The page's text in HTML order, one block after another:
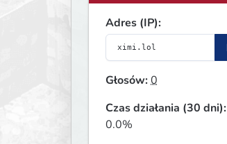
Adres (IP):
Głosów:0
Czas działania (30 dni):
0.0%